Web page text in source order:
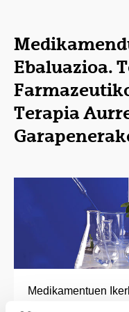
Ebaluazioa.
Terapia
Medikamentuen